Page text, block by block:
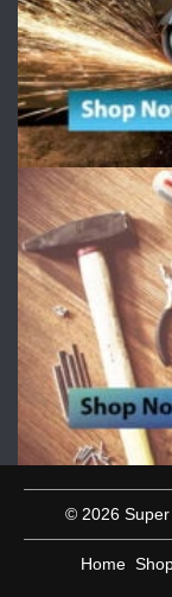
© 2026 Super
Home